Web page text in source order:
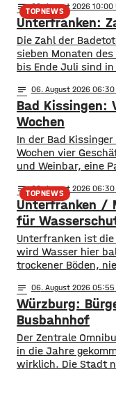
TOPNEWS
notes 06. August 2026 10:00
Unterfranken:
Die Zahl der
sieben Monaten
bis Ende Juli sind
waren es drei.
bayernweit ist die
im Freistaat die
notes 06. August 2026 06:30
Bad Kissingen:
Wochen
In der Bad
Wochen vier
und Weinbar, eine
Kissingens
Wirtschaftsförderer
damit ihr
TOPNEWS
notes 06. August 2026 06:30
Unterfranken /
für
​​Unterfranken ist die
wird Wasser hier
trockener Böden,
​Mit einem neuen
Wasser-Notfallplan
dabei kurzfristige
So sollen unter
notes 06. August 2026 05:55
Würzburg:
Busbahnhof
Der Zentrale
in die Jahre
wirklich. Die Stadt